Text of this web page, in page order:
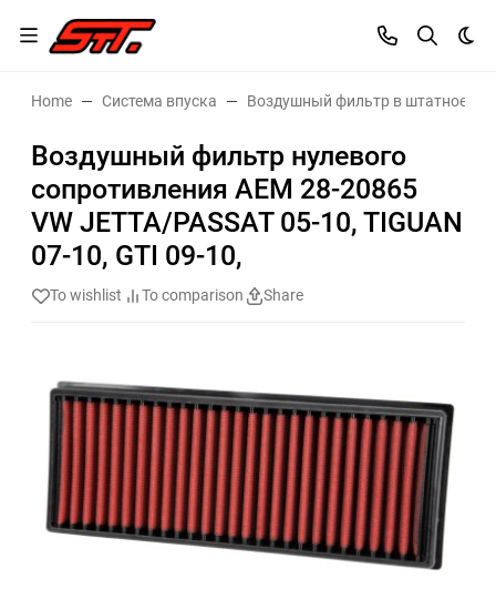
Home Система впуска Воздушный фильтр в штатное
Воздушный фильтр нулевого
сопротивления AEM 28-20865
VW JETTA/PASSAT 05-10, TIGUAN
07-10, GTI 09-10,
To wishlist To comparison Share